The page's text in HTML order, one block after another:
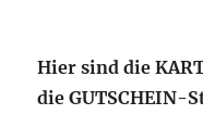
Hier sind die
die